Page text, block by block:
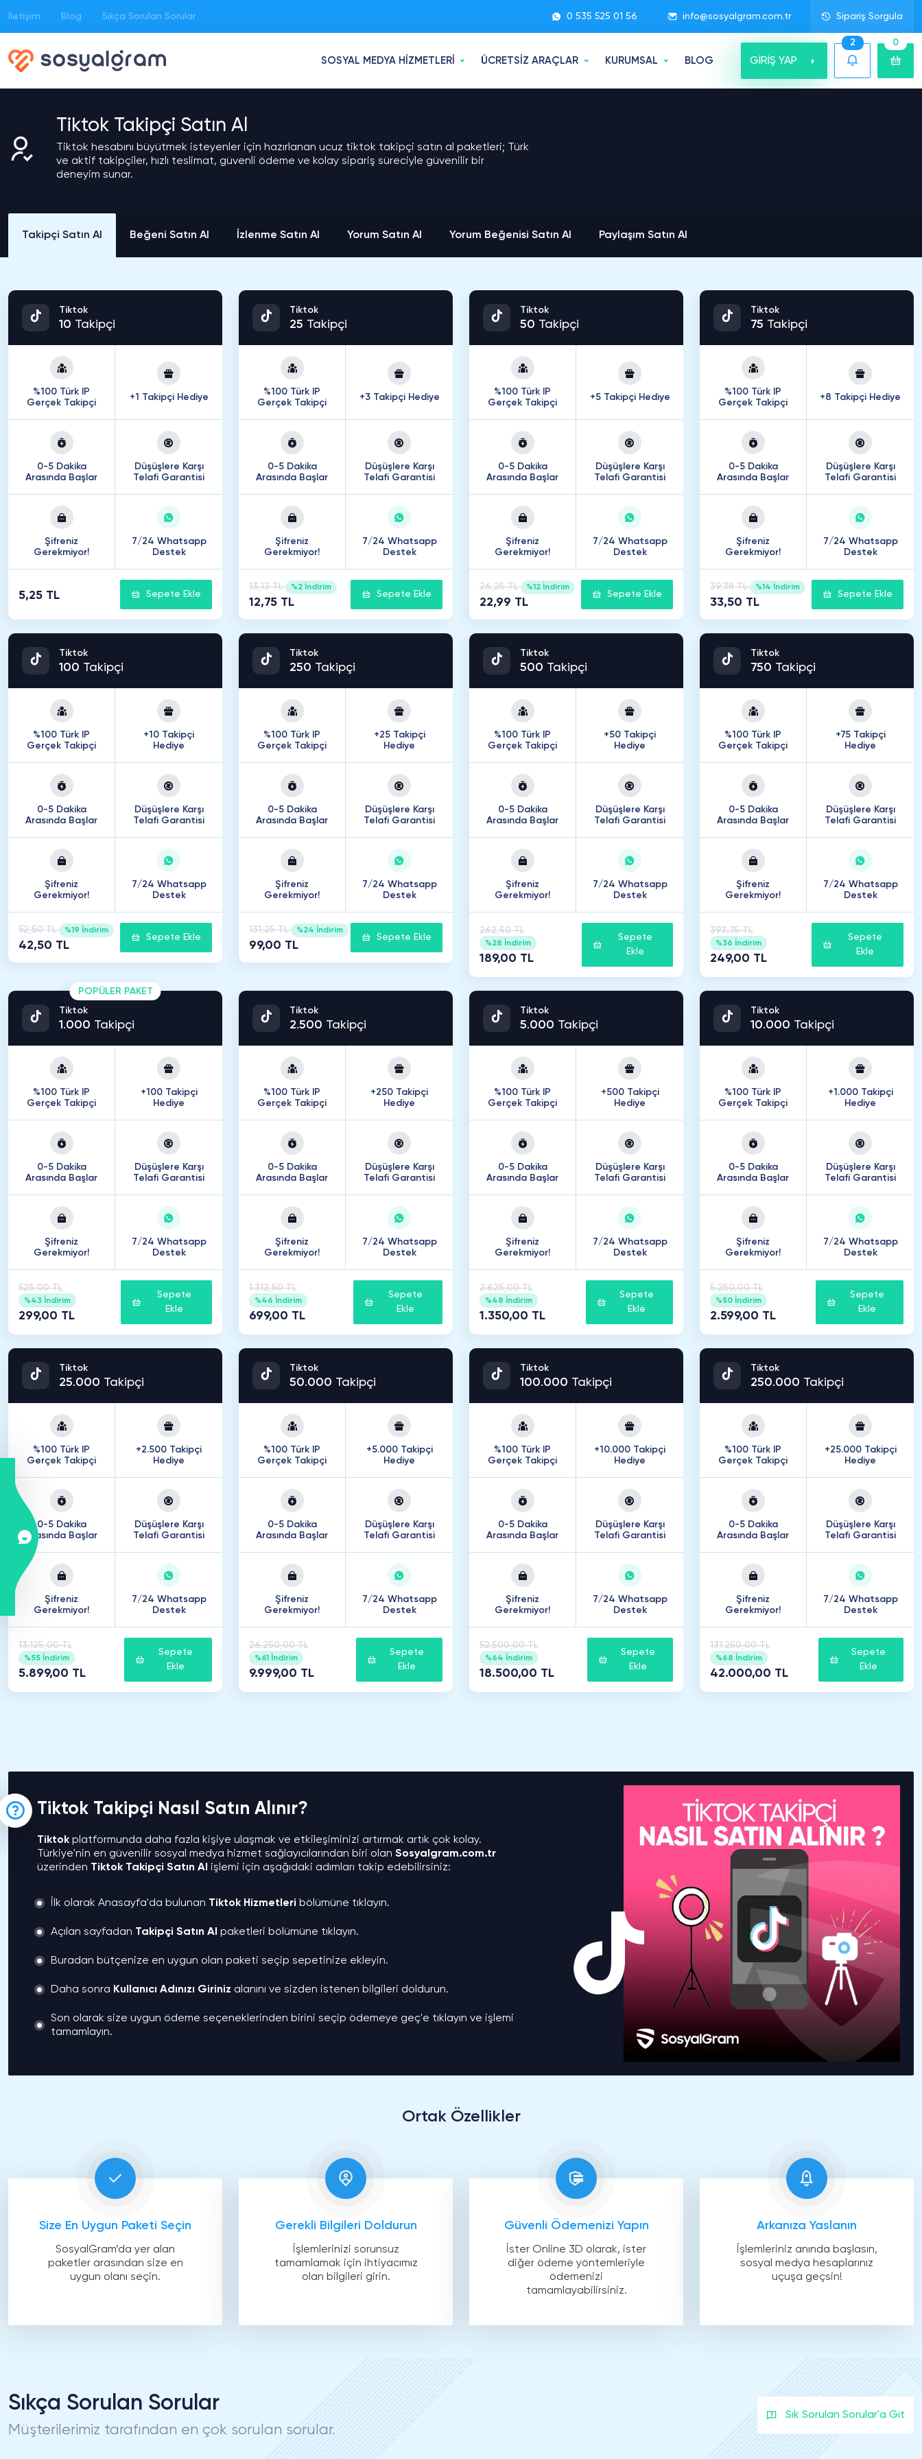
İletişim Blog Sıkça Sorulan Sorular 0 535 525 01 56 info@sosyalgram.com.tr Sipariş Sorgula
SOSYAL MEDYA HİZMETLERİ ÜCRETSİZ ARAÇLAR KURUMSAL BLOG GİRİŞ YAP
2 0
Tiktok Takipçi Satın Al
Tiktok hesabını büyütmek isteyenler için hazırlanan ucuz tiktok takipçi satın al paketleri; Türk
ve aktif takipçiler, hızlı teslimat, güvenli ödeme ve kolay sipariş süreciyle güvenilir bir
deneyim sunar.
Takipçi Satın Al Beğeni Satın Al İzlenme Satın Al Yorum Satın Al Yorum Beğenisi Satın Al Paylaşım Satın Al
Tiktok
10 Takipçi
%100 Türk IP
Gerçek Takipçi
+1 Takipçi Hediye
0-5 Dakika
Arasında Başlar
Düşüşlere Karşı
Telafi Garantisi
Şifreniz
Gerekmiyor!
7/24 Whatsapp
Destek
5,25 TL Sepete Ekle
Tiktok
25 Takipçi
%100 Türk IP
Gerçek Takipçi
+3 Takipçi Hediye
0-5 Dakika
Arasında Başlar
Düşüşlere Karşı
Telafi Garantisi
Şifreniz
Gerekmiyor!
7/24 Whatsapp
Destek
13,13 TL %2 İndirim
12,75 TL
Sepete Ekle
Tiktok
50 Takipçi
%100 Türk IP
Gerçek Takipçi
+5 Takipçi Hediye
0-5 Dakika
Arasında Başlar
Düşüşlere Karşı
Telafi Garantisi
Şifreniz
Gerekmiyor!
7/24 Whatsapp
Destek
26,25 TL %12 İndirim
22,99 TL
Sepete Ekle
Tiktok
75 Takipçi
%100 Türk IP
Gerçek Takipçi
+8 Takipçi Hediye
0-5 Dakika
Arasında Başlar
Düşüşlere Karşı
Telafi Garantisi
Şifreniz
Gerekmiyor!
7/24 Whatsapp
Destek
39,38 TL %14 İndirim
33,50 TL
Sepete Ekle
Tiktok
100 Takipçi
%100 Türk IP
Gerçek Takipçi
+10 Takipçi
Hediye
0-5 Dakika
Arasında Başlar
Düşüşlere Karşı
Telafi Garantisi
Şifreniz
Gerekmiyor!
7/24 Whatsapp
Destek
52,50 TL %19 İndirim
42,50 TL
Sepete Ekle
Tiktok
250 Takipçi
%100 Türk IP
Gerçek Takipçi
+25 Takipçi
Hediye
0-5 Dakika
Arasında Başlar
Düşüşlere Karşı
Telafi Garantisi
Şifreniz
Gerekmiyor!
7/24 Whatsapp
Destek
131,25 TL %24 İndirim
99,00 TL
Sepete Ekle
Tiktok
500 Takipçi
%100 Türk IP
Gerçek Takipçi
+50 Takipçi
Hediye
0-5 Dakika
Arasında Başlar
Düşüşlere Karşı
Telafi Garantisi
Şifreniz
Gerekmiyor!
7/24 Whatsapp
Destek
262,50 TL
%28 İndirim
189,00 TL
Sepete
Ekle
Tiktok
750 Takipçi
%100 Türk IP
Gerçek Takipçi
+75 Takipçi
Hediye
0-5 Dakika
Arasında Başlar
Düşüşlere Karşı
Telafi Garantisi
Şifreniz
Gerekmiyor!
7/24 Whatsapp
Destek
393,75 TL
%36 İndirim
249,00 TL
Sepete
Ekle
POPÜLER PAKET
Tiktok
1 .000 Takipçi
%100 Türk IP
Gerçek Takipçi
+100 Takipçi
Hediye
0-5 Dakika
Arasında Başlar
Düşüşlere Karşı
Telafi Garantisi
Şifreniz
Gerekmiyor!
7/24 Whatsapp
Destek
525,00 TL
%43 İndirim
299,00 TL
Sepete
Ekle
Tiktok
2.500 Takipçi
%100 Türk IP
Gerçek Takipçi
+250 Takipçi
Hediye
0-5 Dakika
Arasında Başlar
Düşüşlere Karşı
Telafi Garantisi
Şifreniz
Gerekmiyor!
7/24 Whatsapp
Destek
1.312,50 TL
%46 İndirim
699,00 TL
Sepete
Ekle
Tiktok
5.000 Takipçi
%100 Türk IP
Gerçek Takipçi
+500 Takipçi
Hediye
0-5 Dakika
Arasında Başlar
Düşüşlere Karşı
Telafi Garantisi
Şifreniz
Gerekmiyor!
7/24 Whatsapp
Destek
2.625,00 TL
%48 İndirim
1.350,00 TL
Sepete
Ekle
Tiktok
10.000 Takipçi
%100 Türk IP
Gerçek Takipçi
+1.000 Takipçi
Hediye
0-5 Dakika
Arasında Başlar
Düşüşlere Karşı
Telafi Garantisi
Şifreniz
Gerekmiyor!
7/24 Whatsapp
Destek
5.250,00 TL
%50 İndirim
2.599,00 TL
Sepete
Ekle
Tiktok
25.000 Takipçi
%100 Türk IP
Gerçek Takipçi
+2.500 Takipçi
Hediye
0-5 Dakika
Arasında Başlar
Düşüşlere Karşı
Telafi Garantisi
Şifreniz
Gerekmiyor!
7/24 Whatsapp
Destek
13.125,00 TL
%55 İndirim
5.899,00 TL
Sepete
Ekle
Tiktok
50.000 Takipçi
%100 Türk IP
Gerçek Takipçi
+5.000 Takipçi
Hediye
0-5 Dakika
Arasında Başlar
Düşüşlere Karşı
Telafi Garantisi
Şifreniz
Gerekmiyor!
7/24 Whatsapp
Destek
26.250,00 TL
%61 İndirim
9.999,00 TL
Sepete
Ekle
Tiktok
100.000 Takipçi
%100 Türk IP
Gerçek Takipçi
+10.000 Takipçi
Hediye
0-5 Dakika
Arasında Başlar
Düşüşlere Karşı
Telafi Garantisi
Şifreniz
Gerekmiyor!
7/24 Whatsapp
Destek
52.500,00 TL
%64 İndirim
18.500,00 TL
Sepete
Ekle
Tiktok
250.000 Takipçi
%100 Türk IP
Gerçek Takipçi
+25.000 Takipçi
Hediye
0-5 Dakika
Arasında Başlar
Düşüşlere Karşı
Telafi Garantisi
Şifreniz
Gerekmiyor!
7/24 Whatsapp
Destek
131.250,00 TL
%68 İndirim
42.000,00 TL
Sepete
Ekle
Tiktok Takipçi Nasıl Satın Alınır?
Tiktok platformunda daha fazla kişiye ulaşmak ve etkileşiminizi artırmak artık çok kolay.
Türkiye'nin en güvenilir sosyal medya hizmet sağlayıcılarından biri olan Sosyalgram.com.tr
üzerinden Tiktok Takipçi Satın Al işlemi için aşağıdaki adımları takip edebilirsiniz:
İlk olarak Anasayfa'da bulunan Tiktok Hizmetleri bölümüne tıklayın.
Açılan sayfadan Takipçi Satın Al paketleri bölümüne tıklayın.
Buradan bütçenize en uygun olan paketi seçip sepetinize ekleyin.
Daha sonra Kullanıcı Adınızı Giriniz alanını ve sizden istenen bilgileri doldurun.
Son olarak size uygun ödeme seçeneklerinden birini seçip ödemeye geç'e tıklayın ve işlemi
tamamlayın.
Ortak Özellikler
Size En Uygun Paketi Seçin
SosyalGram’da yer alan
paketler arasından size en
uygun olanı seçin.
Gerekli Bilgileri Doldurun
İşlemlerinizi sorunsuz
tamamlamak için ihtiyacımız
olan bilgileri girin.
Güvenli Ödemenizi Yapın
İster Online 3D olarak, ister
diğer ödeme yöntemleriyle
ödemenizi
tamamlayabilirsiniz.
Arkanıza Yaslanın
İşlemleriniz anında başlasın,
sosyal medya hesaplarınız
uçuşa geçsin!
Sıkça Sorulan Sorular
Müşterilerimiz tarafından en çok sorulan sorular.
Sık Sorulan Sorular'a Git